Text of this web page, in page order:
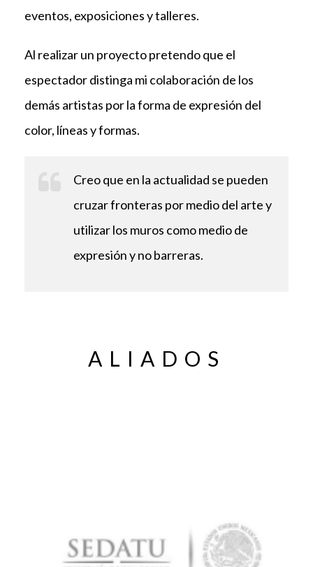
eventos, exposiciones y talleres.
Al realizar un proyecto pretendo que el
espectador distinga mi colaboración de los
demás artistas por la forma de expresión del
color, líneas y formas.
Creo que en la actualidad se pueden
cruzar fronteras por medio del arte y
utilizar los muros como medio de
expresión y no barreras.
ALIADOS